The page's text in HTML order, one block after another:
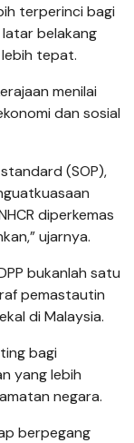
terperinci bagi
belakang
tepat.
menilai
dan sosial
(SOP),
diperkemas
ujarnya.
bukanlah satu
pemastautin
di Malaysia.
bagi
yang lebih
negara.
berpegang